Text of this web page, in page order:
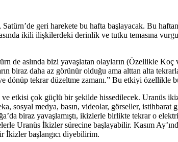
geri harekete bu hafta başlayacak. Bu
ikili ilişkilerdeki derinlik ve tutku temasına
de aslında bizi yavaşlatan olayların (Özellikle
biraz daha az görünür olduğu ama alttan alta
dönüp tekrar düzeltme zamanı.” Bu etkiyi özellikle
etkisi çok güçlü bir şekilde hissedilecek. Uranüs
sosyal medya, basın, videolar, görseller, istihbarat
biraz yavaşlamıştı, ikizlerle birlikte tekrar o
Uranüs İkizler sürecine başlayabilir. Kasım
İkizler başlangıcı diyebilirim.